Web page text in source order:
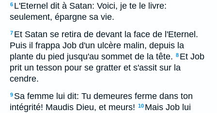
6 L'Eternel dit à Satan: Voici, je te le livre:
seulement, épargne sa vie.
7 Et Satan se retira de devant la face de l'Eternel.
Puis il frappa Job d'un ulcère malin, depuis la
plante du pied jusqu'au sommet de la tête. 8 Et Job
prit un tesson pour se gratter et s'assit sur la
cendre.
9 Sa femme lui dit: Tu demeures ferme dans ton
intégrité! Maudis Dieu, et meurs! 10 Mais Job lui